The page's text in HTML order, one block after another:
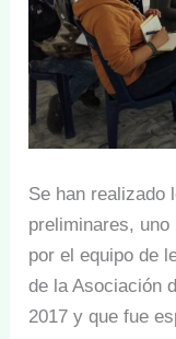
Se han realizado
preliminares,
por el equipo de
de la Asociación
2017 y que fue